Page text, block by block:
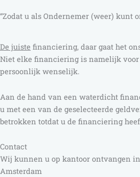
“Zodat u als Ondernemer (weer) kunt
De juiste financiering, daar gaat het
Niet elke financiering is namelijk voor
persoonlijk wenselijk.
Aan de hand van een waterdicht
u met een van de geselecteerde
betrokken totdat u de financiering
Contact
Wij kunnen u op kantoor ontvangen
Amsterdam